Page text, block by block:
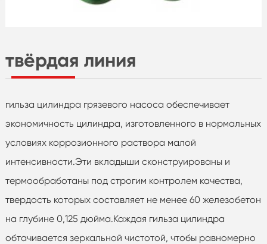
твёрдая линия
гильза цилиндра грязевого насоса обеспечивает
экономичность цилиндра, изготовленного в нормальных
условиях коррозионного раствора малой
интенсивности.Эти вкладыши сконструированы и
термообработаны под строгим контролем качества,
твердость которых составляет не менее 60 железобетон
на глубине 0,125 дюйма.Каждая гильза цилиндра
обтачивается зеркальной чистотой, чтобы равномерно